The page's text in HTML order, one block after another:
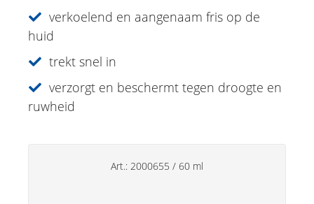
Handverzorging
verkoelend en aangenaam fris op de
huid
trekt snel in
verzorgt en beschermt tegen droogte en
ruwheid
Art.: 2000655 / 60 ml